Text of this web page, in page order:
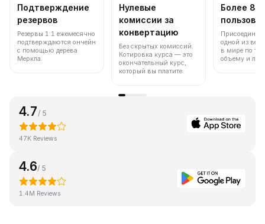
Подтверждение
резервов
Резервы 1:1 ежемесячно
подтверждаются ончейн
с помощью дерева
Меркла.
Нулевые
комиссии за
конвертацию
Без скрытых комиссий.
Котировка курса — это
окончательный курс,
который вы платите.
Более 86
одной из
в мире по
объему и
4.7 / 5
47K Reviews
4.6/ 5
1.4M Reviews